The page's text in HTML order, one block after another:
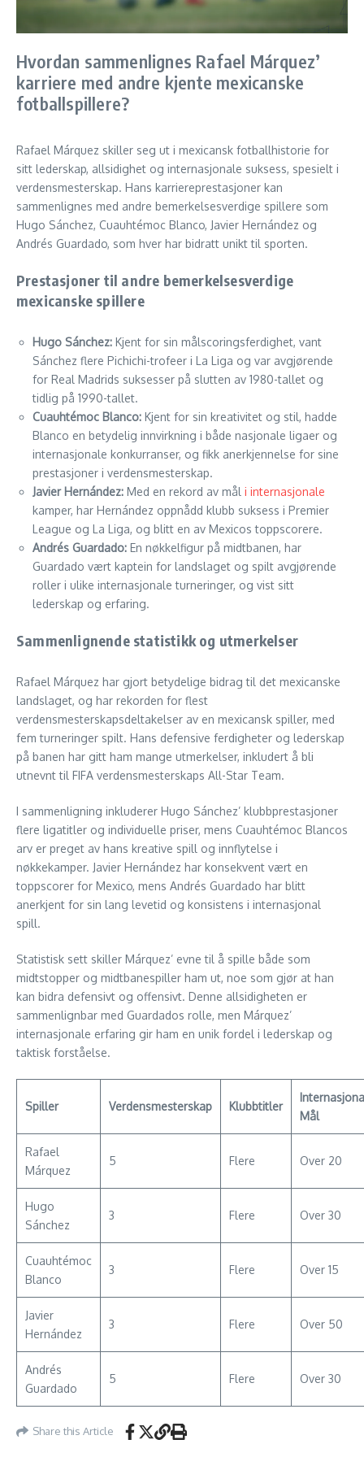
Hvordan sammenlignes Rafael Márquez’
karriere med andre kjente mexicanske
fotballspillere?
Rafael Márquez skiller seg ut i mexicansk fotballhistorie for
sitt lederskap, allsidighet og internasjonale suksess, spesielt i
verdensmesterskap. Hans karriereprestasjoner kan
sammenlignes med andre bemerkelsesverdige spillere som
Hugo Sánchez, Cuauhtémoc Blanco, Javier Hernández og
Andrés Guardado, som hver har bidratt unikt til sporten.
Prestasjoner til andre bemerkelsesverdige
mexicanske spillere
Hugo Sánchez: Kjent for sin målscoringsferdighet, vant
Sánchez flere Pichichi-trofeer i La Liga og var avgjørende
for Real Madrids suksesser på slutten av 1980-tallet og
tidlig på 1990-tallet.
Cuauhtémoc Blanco: Kjent for sin kreativitet og stil, hadde
Blanco en betydelig innvirkning i både nasjonale ligaer og
internasjonale konkurranser, og fikk anerkjennelse for sine
prestasjoner i verdensmesterskap.
Javier Hernández: Med en rekord av mål i internasjonale
kamper, har Hernández oppnådd klubb suksess i Premier
League og La Liga, og blitt en av Mexicos toppscorere.
Andrés Guardado: En nøkkelfigur på midtbanen, har
Guardado vært kaptein for landslaget og spilt avgjørende
roller i ulike internasjonale turneringer, og vist sitt
lederskap og erfaring.
Sammenlignende statistikk og utmerkelser
Rafael Márquez har gjort betydelige bidrag til det mexicanske
landslaget, og har rekorden for flest
verdensmesterskapsdeltakelser av en mexicansk spiller, med
fem turneringer spilt. Hans defensive ferdigheter og lederskap
på banen har gitt ham mange utmerkelser, inkludert å bli
utnevnt til FIFA verdensmesterskaps All-Star Team.
I sammenligning inkluderer Hugo Sánchez’ klubbprestasjoner
flere ligatitler og individuelle priser, mens Cuauhtémoc Blancos
arv er preget av hans kreative spill og innflytelse i
nøkkekamper. Javier Hernández har konsekvent vært en
toppscorer for Mexico, mens Andrés Guardado har blitt
anerkjent for sin lang levetid og konsistens i internasjonal
spill.
Statistisk sett skiller Márquez’ evne til å spille både som
midtstopper og midtbanespiller ham ut, noe som gjør at han
kan bidra defensivt og offensivt. Denne allsidigheten er
sammenlignbar med Guardados rolle, men Márquez’
internasjonale erfaring gir ham en unik fordel i lederskap og
taktisk forståelse.
Spiller Verdensmesterskap Klubbtitler
Mål
Rafael
Márquez
5 Flere Over 20
Hugo
Sánchez
3 Flere Over 30
Cuauhtémoc
Blanco
3 Flere Over 15
Javier
Hernández
3 Flere Over 50
Andrés
Guardado
5 Flere Over 30
Share this Article